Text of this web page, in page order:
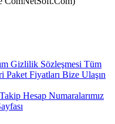
Gizlilik Sözleşmesi Tüm
Paket Fiyatları Bize Ulaşın
Hesap Numaralarımız